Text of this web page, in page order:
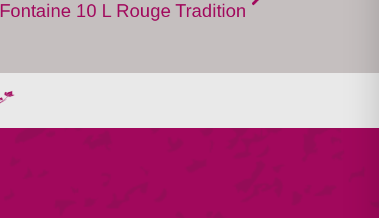
Fontaine 10 L Rouge Tradition